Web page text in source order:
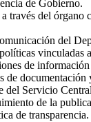
de Gobierno.
través del órgano
del
vinculadas
de
de
del Servicio
de la
de transparencia.